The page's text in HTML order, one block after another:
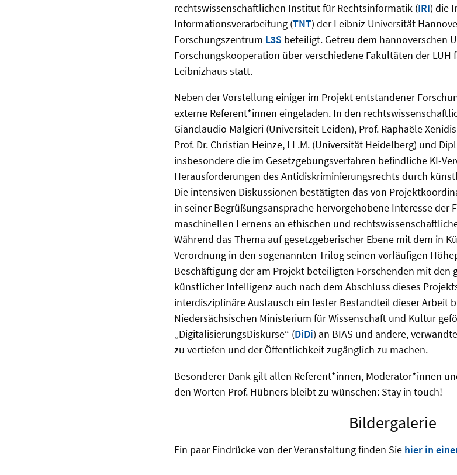
rechtswissenschaftlichen Institut für Rechtsinformatik (IRI) die
Informationsverarbeitung (TNT) der Leibniz Universität
Forschungszentrum L3S beteiligt. Getreu dem hannoverschen
Forschungskooperation über verschiedene Fakultäten der LUH
Leibnizhaus statt.
Neben der Vorstellung einiger im Projekt entstandener
externe Referent*innen eingeladen. In den
Gianclaudio Malgieri (Universiteit Leiden), Prof. Raphaële
Prof. Dr. Christian Heinze, LL.M. (Universität Heidelberg) und
insbesondere die im Gesetzgebungsverfahren befindliche KI-
Herausforderungen des Antidiskriminierungsrechts durch
Die intensiven Diskussionen bestätigten das von
in seiner Begrüßungsansprache hervorgehobene Interesse der
maschinellen Lernens an ethischen und
Während das Thema auf gesetzgeberischer Ebene mit dem in
Verordnung in den sogenannten Trilog seinen vorläufigen
Beschäftigung der am Projekt beteiligten Forschenden mit den
künstlicher Intelligenz auch nach dem Abschluss dieses
interdisziplinäre Austausch ein fester Bestandteil dieser Arbeit
Niedersächsischen Ministerium für Wissenschaft und Kultur
„DigitalisierungsDiskurse“ (DiDi) an BIAS und andere,
zu vertiefen und der Öffentlichkeit zugänglich zu machen.
Besonderer Dank gilt allen Referent*innen, Moderator*innen
den Worten Prof. Hübners bleibt zu wünschen: Stay in touch!
Bildergalerie
Ein paar Eindrücke von der Veranstaltung finden Sie hier in